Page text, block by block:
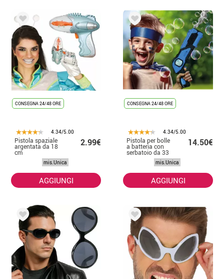
CONSEGNA 24/48 ORE
4.34/5.00
Pistola spaziale
argentata da 18
cm
2.99€
mis.Unica
AGGIUNGI
CONSEGNA 24/48 ORE
4.34/5.00
Pistola per bolle
a batteria con
serbatoio da 33
14.50€
mis.Unica
AGGIUNGI